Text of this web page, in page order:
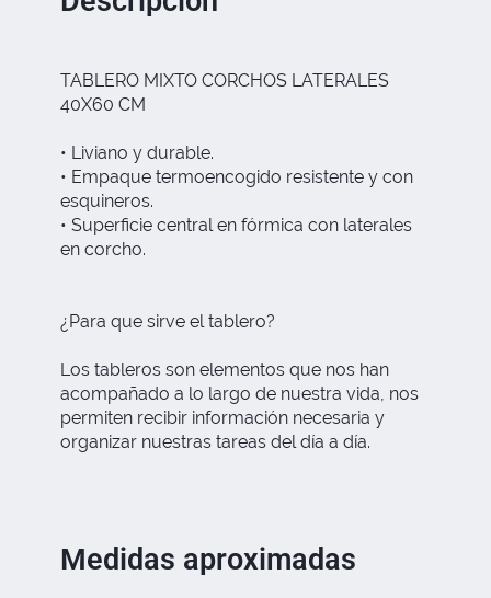
TABLERO MIXTO CORCHOS LATERALES
40X60 CM
• Liviano y durable.
• Empaque termoencogido resistente y con
esquineros.
• Superficie central en fórmica con laterales
en corcho.
¿Para que sirve el tablero?
Los tableros son elementos que nos han
acompañado a lo largo de nuestra vida, nos
permiten recibir información necesaria y
organizar nuestras tareas del día a día.
Medidas aproximadas